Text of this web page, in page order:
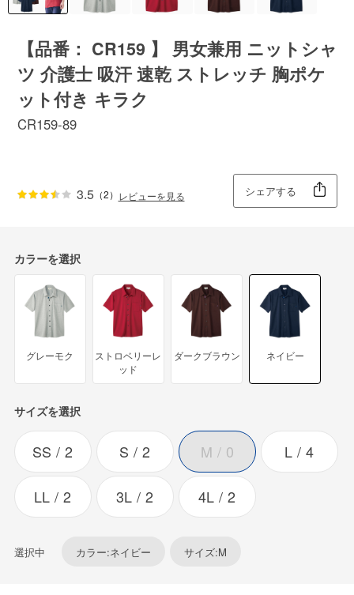
【品番： CR159 】 男女兼用 ニットシャ
ツ 介護士 吸汗 速乾 ストレッチ 胸ポケ
ット付き キラク
CR159-89
3.5（2） レビューを見る シェアする
カラーを選択
グレーモク
ストロベリーレ
ッド
ダークブラウン ネイビー
サイズを選択
SS 2 S 2 M 0 L 4
LL 2 3L 2 4L 2
選択中 カラー:ネイビー サイズ:M